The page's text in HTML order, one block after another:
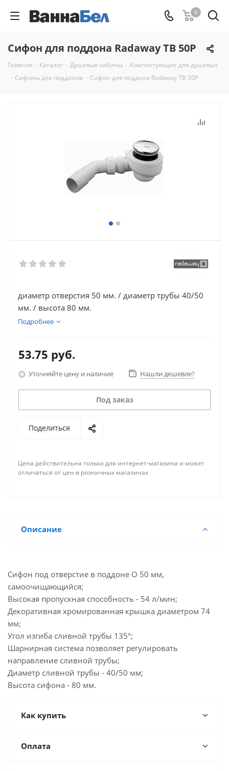
0
Сифон для поддона Radaway TB 50P
Главная - Каталог - Душевые кабины - Комплетующие для душевых
- Сифоны для поддонов - Сифон для поддона Radaway TB 50P
диаметр отверстия 50 мм. / диаметр трубы 40/50
мм. / высота 80 мм.
Подробнее
53.75 руб.
Уточняйте цену и наличие Нашли дешевле?
Под заказ
Поделиться
Цена действительна только для интернет-магазина и может
отличаться от цен в розничных магазинах
Описание
Сифон под отверстие в поддоне O 50 мм,
самоочищающийся;
Высокая пропускная способность - 54 л/мин;
Декоративная хромированная крышка диаметром 74
мм;
Угол изгиба сливной трубы 135°;
Шарнирная система позволяет регулировать
направление сливной трубы;
Диаметр сливной трубы - 40/50 мм;
Высота сифона - 80 мм.
Как купить
Оплата